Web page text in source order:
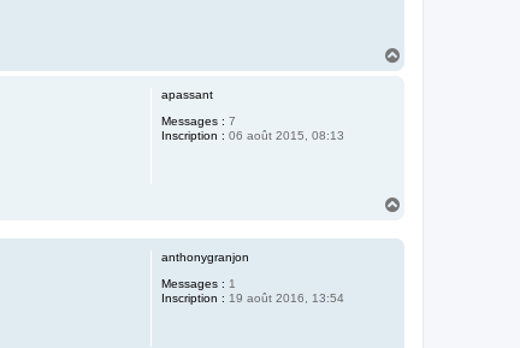
apassant
Messages : 7
Inscription : 06 août 2015, 08:13
anthonygranjon
Messages : 1
Inscription : 19 août 2016, 13:54